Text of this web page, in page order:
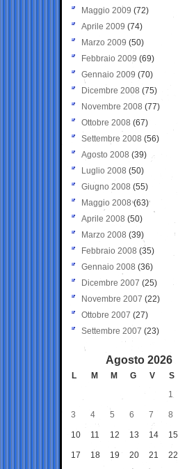
Maggio 2009 (72)
Aprile 2009 (74)
Marzo 2009 (50)
Febbraio 2009 (69)
Gennaio 2009 (70)
Dicembre 2008 (75)
Novembre 2008 (77)
Ottobre 2008 (67)
Settembre 2008 (56)
Agosto 2008 (39)
Luglio 2008 (50)
Giugno 2008 (55)
Maggio 2008(63)
Aprile 2008 (50)
Marzo 2008 (39)
Febbraio 2008 (35)
Gennaio 2008 (36)
Dicembre 2007 (25)
Novembre 2007 (22)
Ottobre 2007 (27)
Settembre 2007 (23)
Agosto 2026
L M M G V S
1
3 4 5 6 7 8
10 11 12 13 14 15
17 18 19 20 21 22